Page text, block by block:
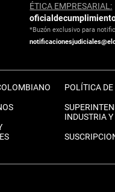
ÉTICA EMPRESARIAL:
*Buzón exclusivo para
POLÍTICA
INDUSTRIA